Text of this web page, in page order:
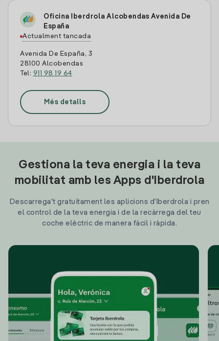
Oficina Iberdrola Alcobendas Avenida De
España
Actualment tancada
Avenida De España, 3
28100 Alcobendas
Tel: 911 98 19 64
Més detalls
Gestiona la teva energia i la teva
mobilitat amb les Apps d'Iberdrola
Descarrega't gratuïtament les aplicions d'Iberdrola i pren
el control de la teva energia i de la recàrrega del teu
coche elèctric de manera fàcil i ràpida.